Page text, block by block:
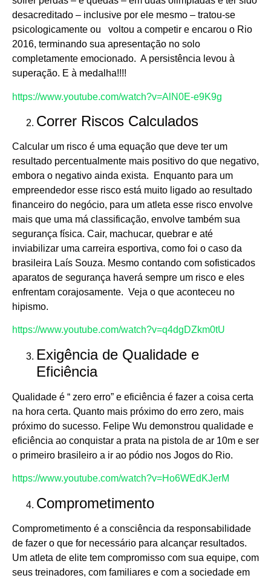
desacreditado – inclusive por ele mesmo – tratou-se
psicologicamente ou voltou a competir e encarou o Rio
2016, terminando sua apresentação no solo
completamente emocionado. A persistência levou à
superação. E à medalha!!!!
https://www.youtube.com/watch?v=AlN0E-e9K9g
Correr Riscos Calculados
Calcular um risco é uma equação que deve ter um
resultado percentualmente mais positivo do que negativo,
embora o negativo ainda exista. Enquanto para um
empreendedor esse risco está muito ligado ao resultado
financeiro do negócio, para um atleta esse risco envolve
mais que uma má classificação, envolve também sua
segurança física. Cair, machucar, quebrar e até
inviabilizar uma carreira esportiva, como foi o caso da
brasileira Laís Souza. Mesmo contando com sofisticados
aparatos de segurança haverá sempre um risco e eles
enfrentam corajosamente. Veja o que aconteceu no
hipismo.
https://www.youtube.com/watch?v=q4dgDZkm0tU
Exigência de Qualidade e
Eficiência
Qualidade é “ zero erro” e eficiência é fazer a coisa certa
na hora certa. Quanto mais próximo do erro zero, mais
próximo do sucesso. Felipe Wu demonstrou qualidade e
eficiência ao conquistar a prata na pistola de ar 10m e ser
o primeiro brasileiro a ir ao pódio nos Jogos do Rio.
https://www.youtube.com/watch?v=Ho6WEdKJerM
Comprometimento
Comprometimento é a consciência da responsabilidade
de fazer o que for necessário para alcançar resultados.
Um atleta de elite tem compromisso com sua equipe, com
seus treinadores, com familiares e com a sociedade em